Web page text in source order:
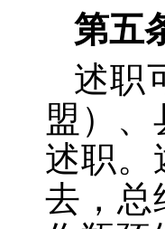
第五
述职
盟）
述职。
去，总